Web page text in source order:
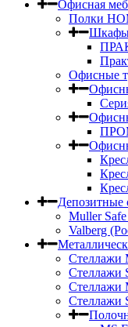
Офисная
Полки
Шкафы
Офисные
Депозитные
Muller
Valberg
Стеллажи
Стеллажи
Стеллажи
Стеллажи